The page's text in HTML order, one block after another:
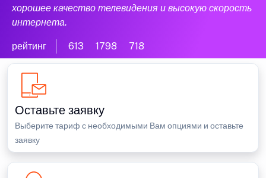
хорошее качество телевидения и высокую скорость
интернета.
рейтинг 613 1798 718
Оставьте заявку
Выберите тариф с необходимыми Вам опциями и оставьте
заявку